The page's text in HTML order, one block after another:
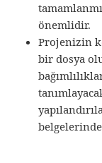
önemlidir.
Projenizin
bir dosya